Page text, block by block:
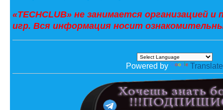
«TECHCLUB» не занимается организацией
игр. Вся информация носит
Powered by Translate